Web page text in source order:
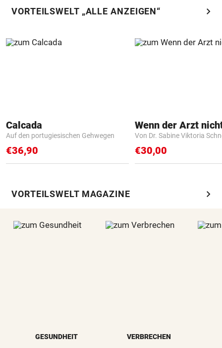
VORTEILSWELT „ALLE ANZEIGEN“ chevron_right
Calcada
Auf den portugiesischen Gehwegen
€36,90
Von Dr. Sabine Viktoria
€30,00
VORTEILSWELT MAGAZINE chevron_right
GESUNDHEIT VERBRECHEN